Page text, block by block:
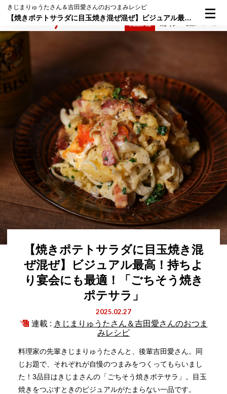
きじまりゅうたさん＆吉田愛さんのおつまみレシピ
【焼きポテトサラダに目玉焼き混ぜ混ぜ】ビジュアル最高！持ちより宴会にも最適！「ごちそう焼きポテサラ」
【焼きポテトサラダに目玉焼き混
ぜ混ぜ】ビジュアル最高！持ちよ
り宴会にも最適！「ごちそう焼き
ポテサラ」
2025.02.27
連載 : きじまりゅうたさん＆吉田愛さんのおつま
みレシピ
料理家の先輩きじまりゅうたさんと、後輩吉田愛さん。同
じお題で、それぞれが自慢のつまみをつくってもらいまし
た！3品目はきじまさんの「ごちそう焼きポテサラ」。目玉
焼きをつぶすときのビジュアルがたまらない一品です。